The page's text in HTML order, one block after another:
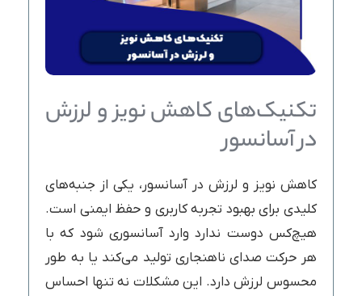
تکنیک‌های کاهش نویز و لرزش
در آسانسور
کاهش نویز و لرزش در آسانسور، یکی از جنبه‌های
کلیدی برای بهبود تجربه کاربری و حفظ ایمنی است.
هیچ‌کس دوست ندارد وارد آسانسوری شود که با
هر حرکت صدای ناهنجاری تولید می‌کند یا به طور
محسوس لرزش دارد. این مشکلات نه تنها احساس